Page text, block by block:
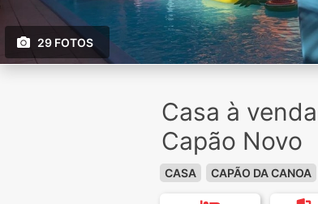
29 FOTOS
Casa à
Capão Novo
CASA CAPÃO DA CANOA